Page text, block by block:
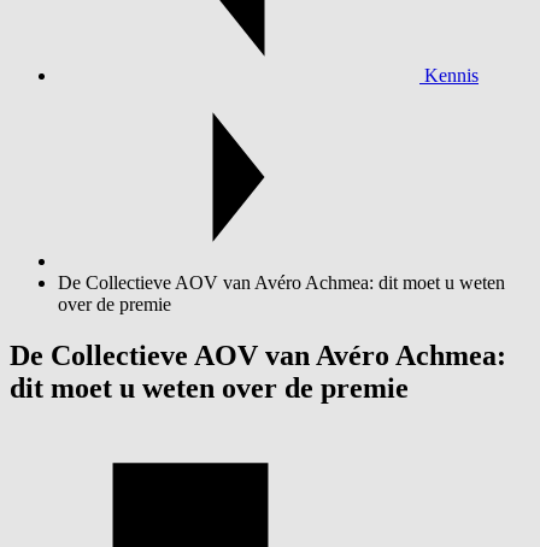
Kennis
De Collectieve AOV van Avéro Achmea: dit moet u weten
over de premie
De Collectieve AOV van Avéro Achmea:
dit moet u weten over de premie